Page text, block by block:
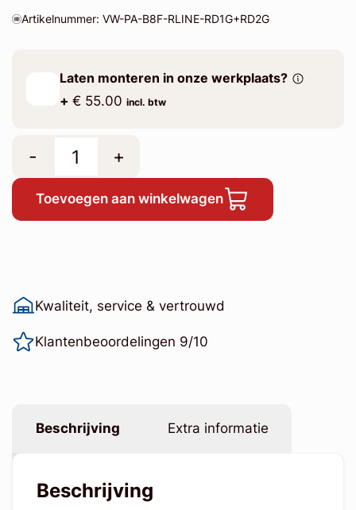
Artikelnummer: VW-PA-B8F-RLINE-RD1G+RD2G
Laten monteren in onze werkplaats?
+ € 55.00 incl. btw
- +
Toevoegen aan winkelwagen
Kwaliteit, service & vertrouwd
Klantenbeoordelingen 9/10
Beschrijving Extra informatie
Beschrijving